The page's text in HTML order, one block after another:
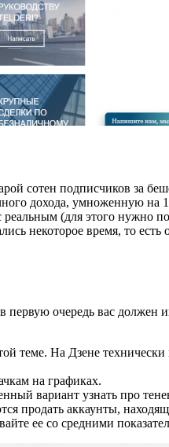
сотен подписчиков за
дохода, умноженную на
(для этого нужно
некоторое время, то есть
очередь вас должен
теме. На Дзене
на графиках.
вариант узнать про
продать аккаунты,
ее со средними